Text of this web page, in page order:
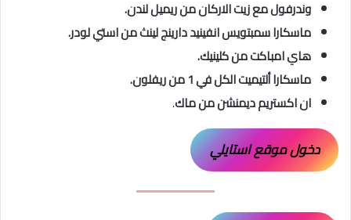
وندرفول مع زيت الاركان من ريميل لندن.
ماسكارا سمبتويس انفينيد دارينج لينث من استي لودر.
هاي امباكت من كلينيك.
ماسكارا ألتيميت الكل في 1 من ريفلون.
ان اكستريم ديمنشن من ماك.
دخول موقع استايلي